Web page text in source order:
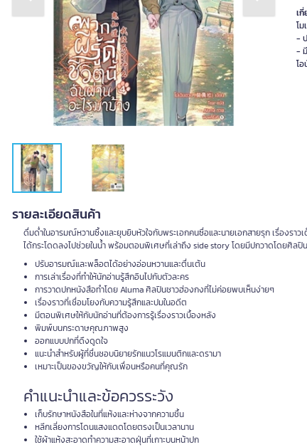
เ
โ
-
-
โ
รายละเอียดสินค้า
ดื่มด่ำในอารมณ์หวานซึ้งและยุบยิบหัวใจกับพระเอกคนซื่อและนายเอกสายรุก เรื่องรา
ได้กระโดดลงไปช่วยในน้ำ พร้อมตอนพิเศษที่เล่าถึง side story โดยมีปกวาดโดยศิลปิ
ปรับอารมณ์และพล็อตได้อย่างอ่อนหวานและตื่นเต้น
การเล่าเรื่องที่ทำให้นักอ่านรู้สึกอินไปกับตัวละคร
การวาดปกหนังสือทำโดย Aluma ศิลปินชาวฮ่องกงที่ไม่ค่อยพบเห็นง่ายๆ
เรื่องราวที่เชื่อมโยงกับความรู้สึกและปมในอดีต
มีตอนพิเศษให้กับนักอ่านที่ต้องการรู้เรื่องราวเบื้องหลัง
พิมพ์บนกระดาษคุณภาพสูง
ออกแบบปกที่ดึงดูดใจ
แนะนำสำหรับผู้ที่ชื่นชอบนิยายรักแนวโรแมนติกและดรามา
เหมาะเป็นของขวัญให้กับเพื่อนหรือคนที่คุณรัก
คำแนะนำและข้อควรระวัง
เก็บรักษาหนังสือในที่แห้งและห่างจากความชื้น
หลีกเลี่ยงการโดนแสงแดดโดยตรงเป็นเวลานาน
ใช้ผ้าแห้งสะอาดทำความสะอาดฝุ่นที่เกาะบนหน้าปก